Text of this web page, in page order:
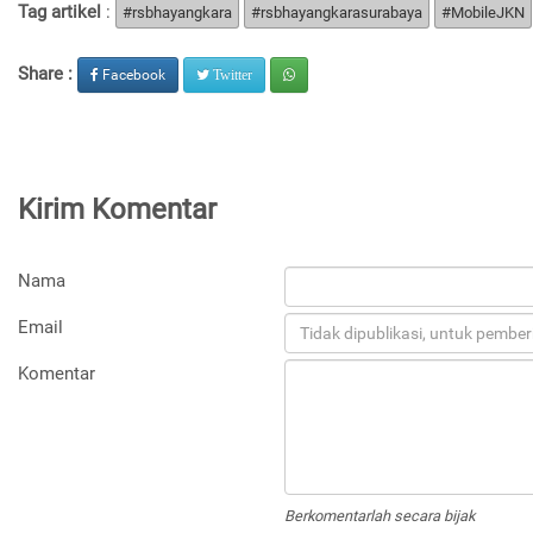
Tag artikel : #rsbhayangkara #rsbhayangkarasurabaya #MobileJKN
Share : Facebook Twitter
Kirim Komentar
Nama
Email
Komentar
Berkomentarlah secara bijak